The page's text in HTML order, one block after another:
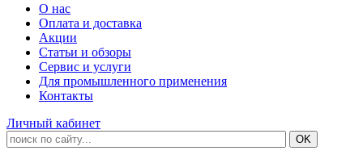
О нас
Оплата и доставка
Акции
Статьи и обзоры
Сервис и услуги
Для промышленного применения
Контакты
Личный кабинет